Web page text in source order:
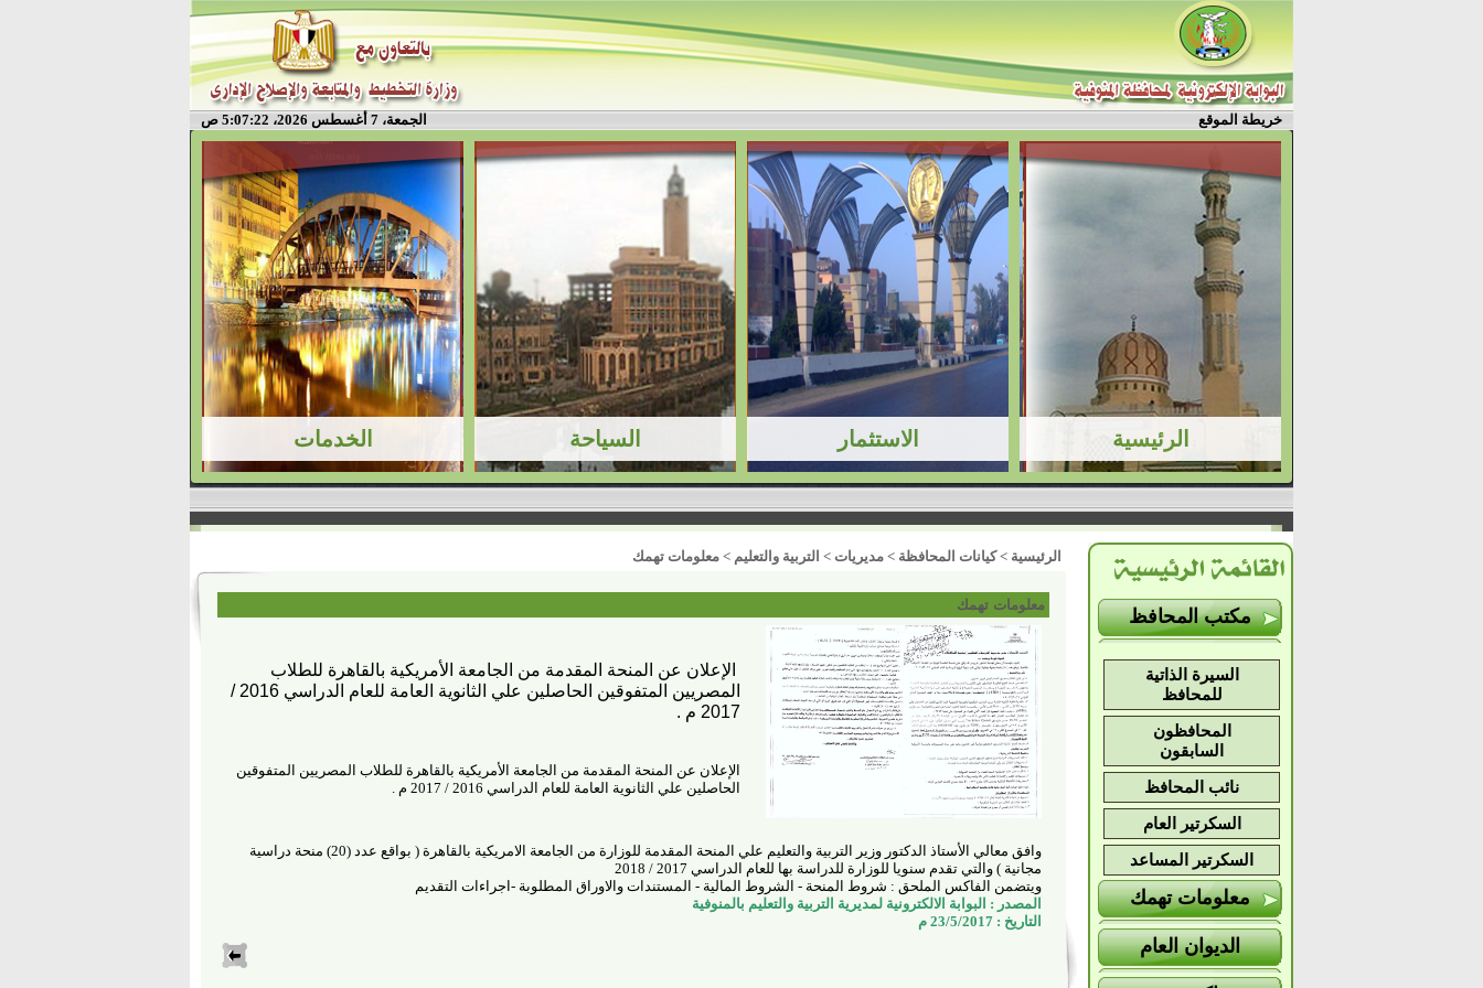
خريطة الموقع الجمعة، 7 أغسطس 2026، 5:07:22 ص
مكتب المحافظ
السيرة الذاتية
للمحافظ
المحافظون
السابقون
نائب المحافظ
السكرتير العام
السكرتير المساعد
معلومات تهمك
الديوان العام
الرئيسية >كيانات المحافظة > مديريات > التربية والتعليم > معلومات تهمك
معلومات تهمك
الإعلان عن المنحة المقدمة من الجامعة الأمريكية بالقاهرة للطلاب
المصريين المتفوقين الحاصلين علي الثانوية العامة للعام الدراسي 2016 /
2017 م .
الإعلان عن المنحة المقدمة من الجامعة الأمريكية بالقاهرة للطلاب المصريين المتفوقين
الحاصلين علي الثانوية العامة للعام الدراسي 2016 / 2017 م .
وافق معالي الأستاذ الدكتور وزير التربية والتعليم علي المنحة المقدمة للوزارة من الجامعة الامريكية بالقاهرة ( بواقع عدد (20) منحة دراسية
مجانية ) والتي تقدم سنويا للوزارة للدراسة بها للعام الدراسي 2017 / 2018
ويتضمن الفاكس الملحق : شروط المنحة - الشروط المالية - المستندات والاوراق المطلوبة -اجراءات التقديم
المصدر : البوابة الالكترونية لمديرية التربية والتعليم بالمنوفية
التاريخ : 23/5/2017 م